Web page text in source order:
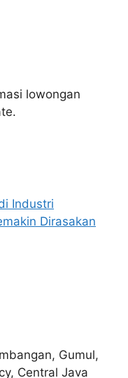
lowongan
Industri
Dirasakan
Gumul,
Central Java